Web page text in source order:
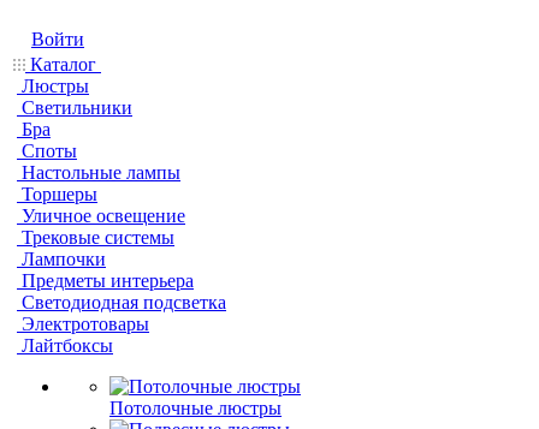
Войти
Каталог
Люстры
Светильники
Бра
Споты
Настольные лампы
Торшеры
Уличное освещение
Трековые системы
Лампочки
Предметы интерьера
Светодиодная подсветка
Электротовары
Лайтбоксы
Потолочные люстры